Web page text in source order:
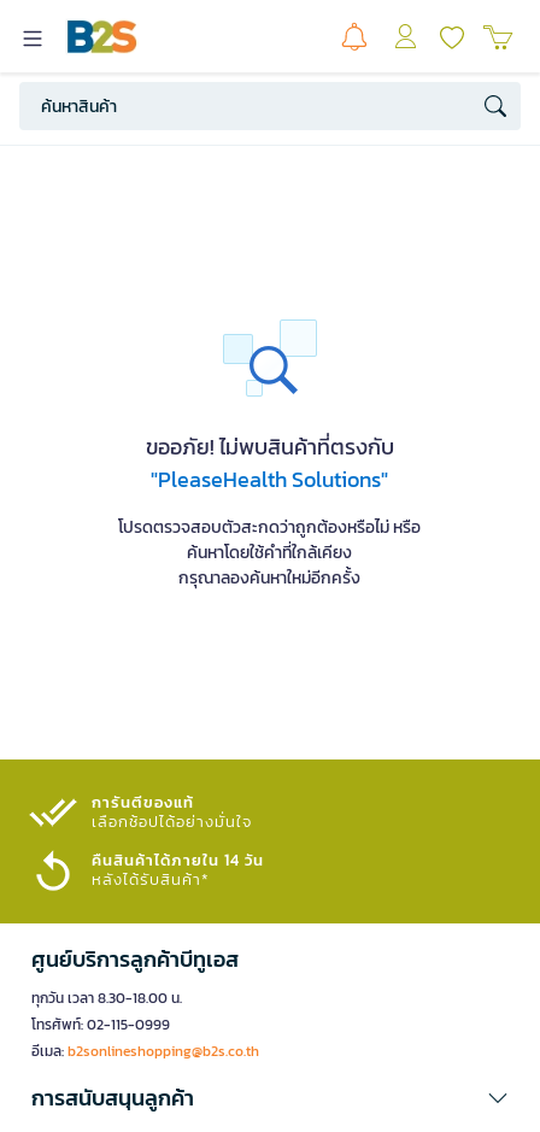
ขออภัย! ไม่พบสินค้าที่ตรงกับ
"PleaseHealth Solutions"
โปรดตรวจสอบตัวสะกดว่าถูกต้องหรือไม่ หรือ
ค้นหาโดยใช้คำที่ใกล้เคียง
กรุณาลองค้นหาใหม่อีกครั้ง
การันตีของแท้
เลือกช้อปได้อย่างมั่นใจ​
คืนสินค้าได้ภายใน 14 วัน
หลังได้รับสินค้า*
ศูนย์บริการลูกค้าบีทูเอส
ทุกวัน เวลา 8.30-18.00 น.
โทรศัพท์: 02-115-0999
อีเมล:b2sonlineshopping@b2s.co.th
การสนับสนุนลูกค้า